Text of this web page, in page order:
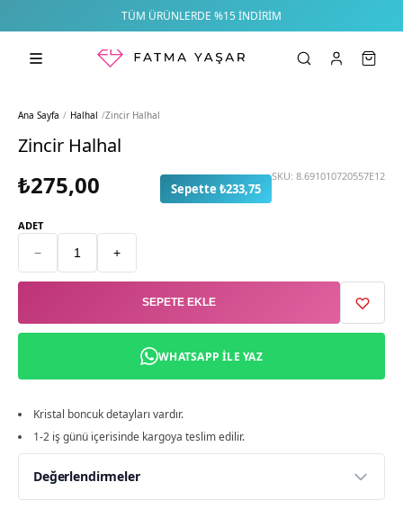
TÜM ÜRÜNLERDE %15 İNDIRIM
Ana Sayfa / Halhal /Zincir Halhal
Zincir Halhal
₺275,00 Sepette ₺233,75
SKU: 8.691010720557E12
ADET
− +
SEPETE EKLE
WHATSAPP ILE YAZ
Kristal boncuk detayları vardır.
1-2 iş günü içerisinde kargoya teslim edilir.
Değerlendirmeler